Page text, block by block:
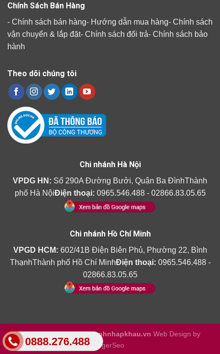
0888.276.488
Chính Sách Bán Hàng
- Chính sách bán hàng- Hướng dẫn mua hàng- Chính sách
vận chuyển & lắp đặt- Chính sách đổi trả- Chính sách bảo
hành
Theo dõi chúng tôi
Chi nhánh Hà Nội
VPDG HN: Số 290A Đường Bưởi, Quận Ba ĐìnhThành
phố Hà NộiĐiện thoại: 0965.546.488 - 02866.83.05.65
Chi nhánh Hồ Chí Minh
VPGD HCM: 602/41B Điện Biên Phủ, Phường 22, Bình
ThạnhThành phố Hồ Chí MinhĐiện thoại: 0965.546.488 -
02866.83.05.65
Copyright 2026 ©Amthanhnhapkhau.vn Web Design by
TigerSeo